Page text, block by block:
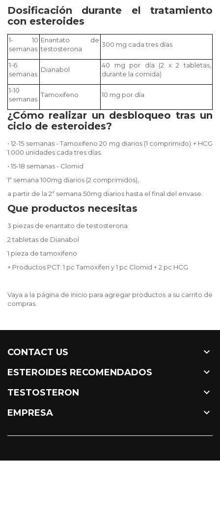
Dosificación durante el tratamiento
con esteroides
1- 10
semanas
Enantato de
testosterona
300 mg cada tres días
1-6
semanas
Dianabol
40 mg por día (2 x 2 tabletas,
durante la comida)
1-10
semanas
Tamoxifeno 10 mg por día
¿Cómo realizar un desbloqueo tras un
ciclo de esteroides?
• 12-15 semanas - Tamoxifeno 20 mg diarios (1 comprimido) + HCG
1.000 unidades cada tres días.
• 15-18 semanas - Clomid
1ª semana 100mg diarios (2 comprimidos),
a partir de la 2ª semana 50mg diarios hasta el final del envase.
Que productos necesitas
3 piezas de enantato de testosterona
2 tabletas de Dianabol
1 pieza de tamoxifeno
+ Productos PCT: 1 pc Tamoxifen y 1 pc Clomid + 2 pc HCG
Vaya a la página de inicio para agregar productos a su carrito de
compras.
CONTACT US 
ESTEROIDES RECOMENDADOS 
TESTOSTERON 
EMPRESA 